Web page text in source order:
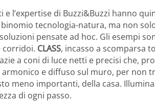
e l’expertise di Buzzi&Buzzi hanno
tecnologia-natura, ma non
pensate ad hoc. Gli esempi
corridoi. CLASS, incasso a scomparsa
a coni di luce netti e precisi che,
e diffuso sul muro, per non
meno importanti, della casa.
di ogni passo.